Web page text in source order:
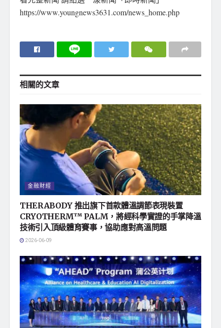
https://www.youngnews3631.com/news_home.php
相關的文章
金融財經
THERABODY 推出旗下首款體溫調節表現裝置
CRYOTHERM™ PALM，將經科學實證的手掌降溫
技術引入頂級體育賽事，協助應對高溫問題
2026-06-09